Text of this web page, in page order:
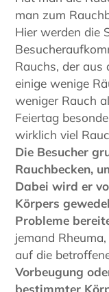
man zum
Hier werden die
Rauchs, der aus
einige wenige
weniger Rauch
Feiertag
wirklich viel
Die Besucher
Rauchbecken,
Dabei wird er
Körpers
Probleme
jemand
auf die
Vorbeugung
bestimmter